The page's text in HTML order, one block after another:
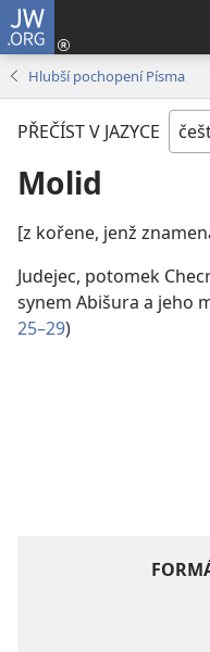
JW.ORG
Hlubší pochopení Písma
PŘEČÍST V JAZYCE
Molid
[z kořene, jenž
Judejec, potomek
synem Abišura a jeho
25–29)